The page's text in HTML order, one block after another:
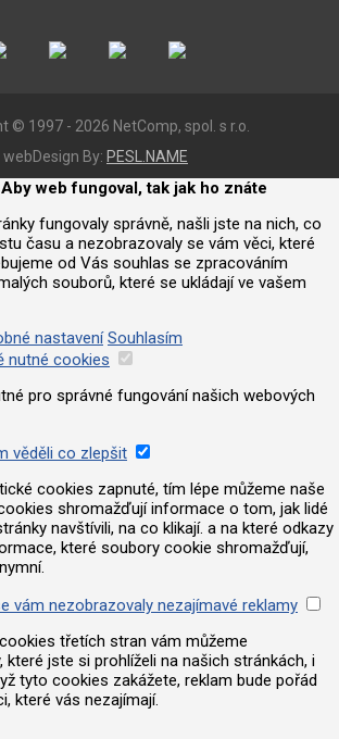
© 1997 - 2026 NetComp, spol. s r.o.
webDesign By: PESL.NAME
web fungoval, tak jak ho znáte
fungovaly správně, našli jste na nich, co
času a nezobrazovaly se vám věci, které
od Vás souhlas se zpracováním
souborů, které se ukládají ve vašem
nastavení Souhlasím
nutné cookies
pro správné fungování našich webových
věděli co zlepšit
cookies zapnuté, tím lépe můžeme naše
shromažďují informace o tom, jak lidé
navštívili, na co klikají. a na které odkazy
které soubory cookie shromažďují,
vám nezobrazovaly nezajímavé reklamy
třetích stran vám můžeme
které jste si prohlíželi na našich stránkách, i
tyto cookies zakážete, reklam bude pořád
které vás nezajímají.